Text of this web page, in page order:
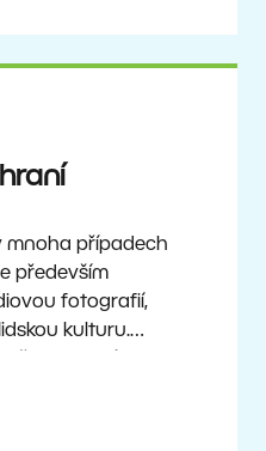
si na program
mnoha případech
především
fotografií,
kulturu.
je mým hlavním